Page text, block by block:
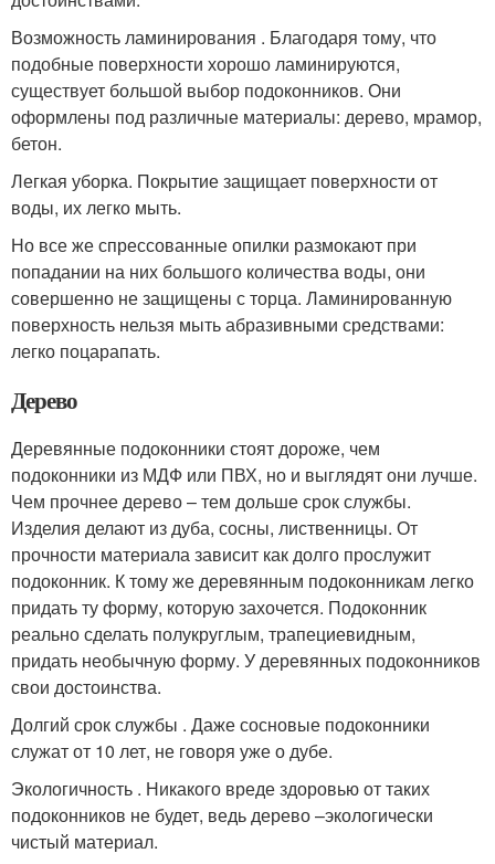
Возможность ламинирования . Благодаря тому, что
подобные поверхности хорошо ламинируются,
существует большой выбор подоконников. Они
оформлены под различные материалы: дерево, мрамор,
бетон.
Легкая уборка. Покрытие защищает поверхности от
воды, их легко мыть.
Но все же спрессованные опилки размокают при
попадании на них большого количества воды, они
совершенно не защищены с торца. Ламинированную
поверхность нельзя мыть абразивными средствами:
легко поцарапать.
Дерево
Деревянные подоконники стоят дороже, чем
подоконники из МДФ или ПВХ, но и выглядят они лучше.
Чем прочнее дерево – тем дольше срок службы.
Изделия делают из дуба, сосны, лиственницы. От
прочности материала зависит как долго прослужит
подоконник. К тому же деревянным подоконникам легко
придать ту форму, которую захочется. Подоконник
реально сделать полукруглым, трапециевидным,
придать необычную форму. У деревянных подоконников
свои достоинства.
Долгий срок службы . Даже сосновые подоконники
служат от 10 лет, не говоря уже о дубе.
Экологичность . Никакого вреде здоровью от таких
подоконников не будет, ведь дерево –экологически
чистый материал.